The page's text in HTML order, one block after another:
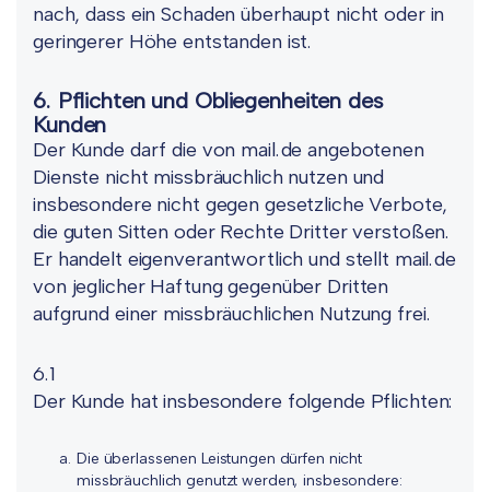
nach, dass ein Schaden überhaupt nicht oder in
geringerer Höhe entstanden ist.
6. Pflichten und Obliegenheiten des
Kunden
Der Kunde darf die von mail.de angebotenen
Dienste nicht missbräuchlich nutzen und
insbesondere nicht gegen gesetzliche Verbote,
die guten Sitten oder Rechte Dritter verstoßen.
Er handelt eigenverantwortlich und stellt mail.de
von jeglicher Haftung gegenüber Dritten
aufgrund einer missbräuchlichen Nutzung frei.
6.1
Der Kunde hat insbesondere folgende Pflichten:
Die überlassenen Leistungen dürfen nicht
missbräuchlich genutzt werden, insbesondere: